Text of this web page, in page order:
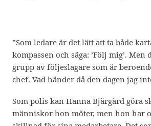
”Som ledare är det lätt att ta både
kompassen och säga: ’Följ mig’. Men
grupp av följeslagare som är
chef. Vad händer då den dagen jag
Som polis kan Hanna Bjärgård göra
människor hon möter, men hon har